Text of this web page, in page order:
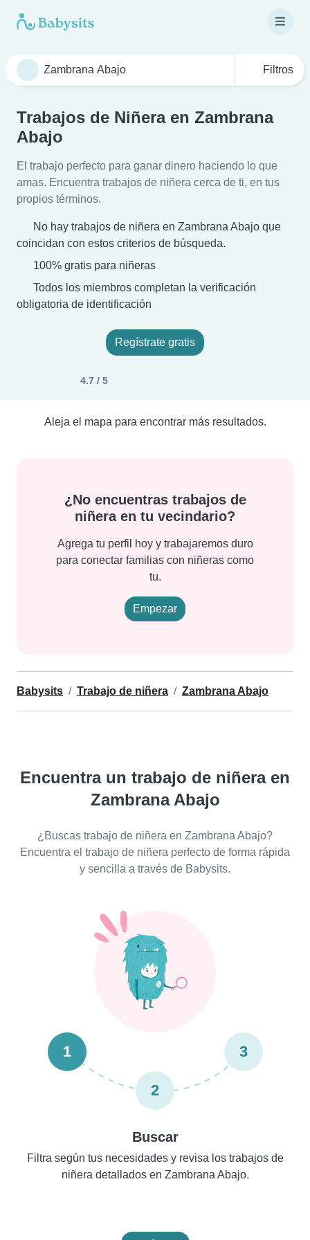
Filtros
Trabajos de Niñera en Zambrana
Abajo
El trabajo perfecto para ganar dinero haciendo lo que
amas. Encuentra trabajos de niñera cerca de ti, en tus
propios términos.
No hay trabajos de niñera en Zambrana Abajo que
coincidan con estos criterios de búsqueda.
100% gratis para niñeras
Todos los miembros completan la verificación
obligatoria de identificación
Regístrate gratis
4.7 / 5
Aleja el mapa para encontrar más resultados.
¿No encuentras trabajos de
niñera en tu vecindario?
Agrega tu perfil hoy y trabajaremos duro
para conectar familias con niñeras como
tu.
Empezar
Babysits Trabajo de niñera Zambrana Abajo
Encuentra un trabajo de niñera en
Zambrana Abajo
¿Buscas trabajo de niñera en Zambrana Abajo?
Encuentra el trabajo de niñera perfecto de forma rápida
y sencilla a través de Babysits.
1
2
3
Buscar
Filtra según tus necesidades y revisa los trabajos de
niñera detallados en Zambrana Abajo.